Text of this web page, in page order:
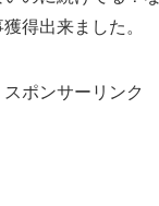
得出来ました。
スポンサーリンク